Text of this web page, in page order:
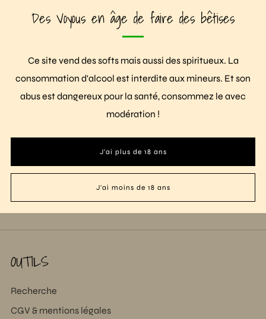
Des Voyous en âge de faire des bêtises
Ce site vend des softs mais aussi des spiritueux. La
consommation d'alcool est interdite aux mineurs. Et son
abus est dangereux pour la santé, consommez le avec
modération !
J'ai plus de 18 ans
J'ai moins de 18 ans
avec ou sans alcool, selon ses envies !
Ingrédients : eau gazéifiée, sucre de betterave bio, acide
citrique, arôme naturel de quassia, arôme naturel de
quinquina, arôme naturel de citron
OUTILS
Recherche
CGV & mentions légales